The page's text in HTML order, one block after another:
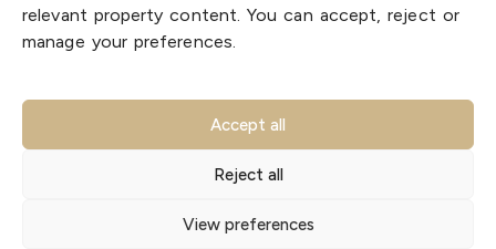
relevant property content. You can accept, reject or
manage your preferences.
Accept all
Reject all
View preferences
key ready homes
golf properties
NL